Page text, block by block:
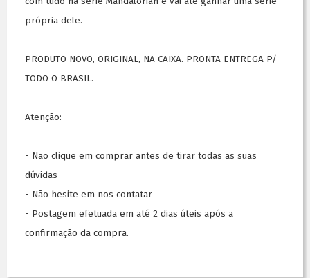
própria dele.
PRODUTO NOVO, ORIGINAL, NA CAIXA. PRONTA ENTREGA P/
TODO O BRASIL.
Atenção:
- Não clique em comprar antes de tirar todas as suas
dúvidas
- Não hesite em nos contatar
- Postagem efetuada em até 2 dias úteis após a
confirmação da compra.